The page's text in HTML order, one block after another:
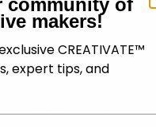
makers!
CREATIVATE™
expert tips, and